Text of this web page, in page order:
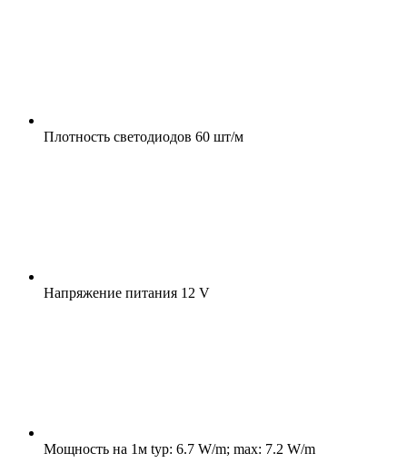
Плотность светодиодов 60 шт/м
Напряжение питания 12 V
Мощность на 1м typ: 6.7 W/m; max: 7.2 W/m